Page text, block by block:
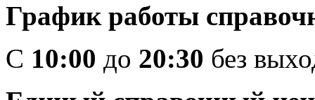
График работы
C 10:00 до 20:30 без